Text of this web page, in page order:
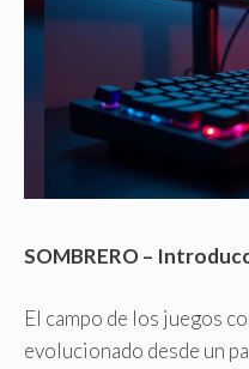
SOMBRERO –
El campo de los juegos
evolucionado desde un